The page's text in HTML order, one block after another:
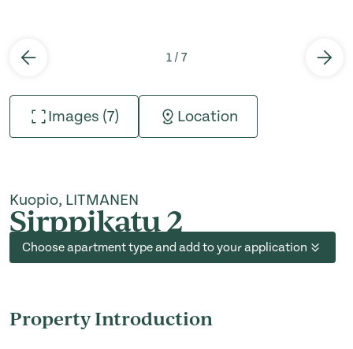
1 / 7
Images (7) Location
Kuopio, LITMANEN
Sirppikatu 2
Choose apartment type and add to your application
Property Introduction